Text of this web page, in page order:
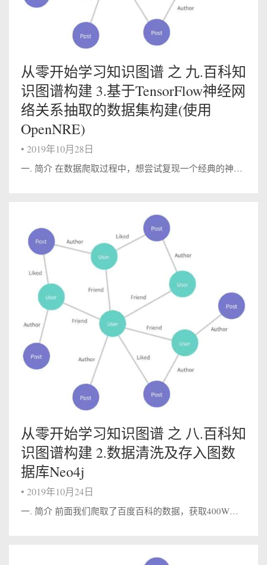
从零开始学习知识图谱 之 九.百科知
识图谱构建 3.基于TensorFlow神经网
络关系抽取的数据集构建(使用
OpenNRE)
• 2019年10月28日
一. 简介 在数据爬取过程中，想尝试复现一个经典的神经网络关系抽取模型。经过看论文筛选最终确定清华的Neural Relation Extraction with Selective Attention over Instances。...
从零开始学习知识图谱 之 八.百科知
识图谱构建 2.数据清洗及存入图数
据库Neo4j
• 2019年10月24日
一. 简介 前面我们爬取了百度百科的数据，获取400W的数据大概需要10天左右。接下来我们需要把它存到图数据库里来，这里我还是使用neo4j，没选Jena的原因是我个人认为在没有本体模型的情况下，在neo4j上好好的建立上下位关系也许...